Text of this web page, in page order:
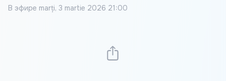
В эфире marți, 3 martie 2026 21:00